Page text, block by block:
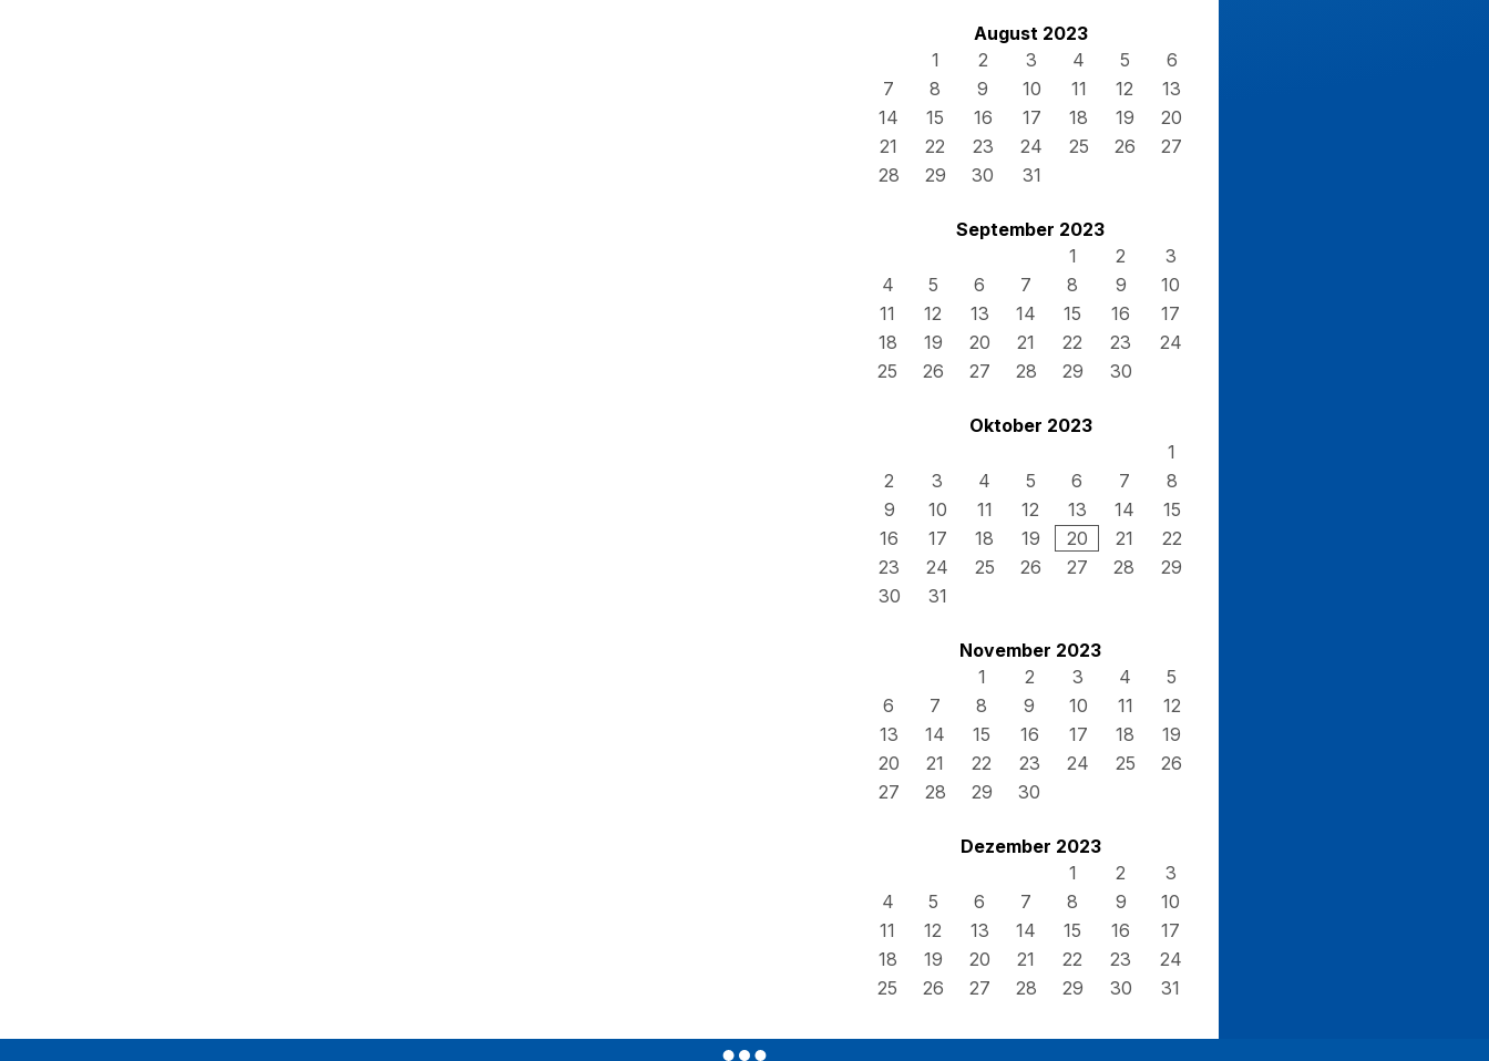
August 2023
1
2 3 4 5
6
7
8 9 10 11 12
13
14
15 16 17 18 19
20
21
22 23 24 25 26
27
28
29 30 31
September 2023
1
2
3
4
5 6 7 8 9
10
11
12 13 14 15 16
17
18
19 20 21 22 23
24
25
26 27 28 29 30
Oktober 2023
1
2
3 4 5 6 7
8
9
10 11 12 13 14
15
16
17 18 19 20 21
22
23
24 25 26 27 28
29
30
31
November 2023
1
2 3 4
5
6
7 8 9 10 11
12
13
14 15 16 17 18
19
20
21 22 23 24 25
26
27
28 29 30
Dezember 2023
1
2
3
4
5 6 7 8 9
10
11
12 13 14 15 16
17
18
19 20 21 22 23
24
25
26 27 28 29 30 31